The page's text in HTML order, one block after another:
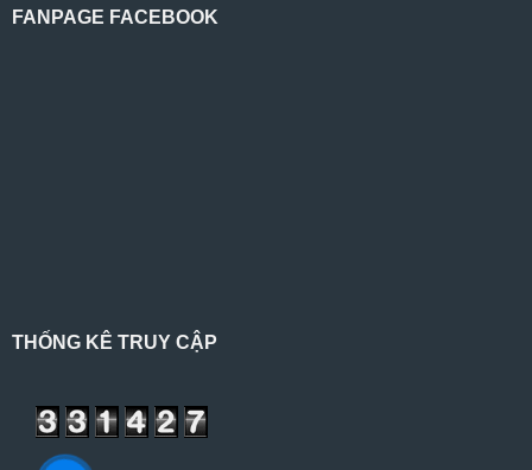
FANPAGE FACEBOOK
THỐNG KÊ TRUY CẬP